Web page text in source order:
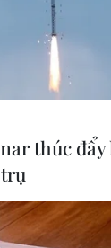
thúc đẩy